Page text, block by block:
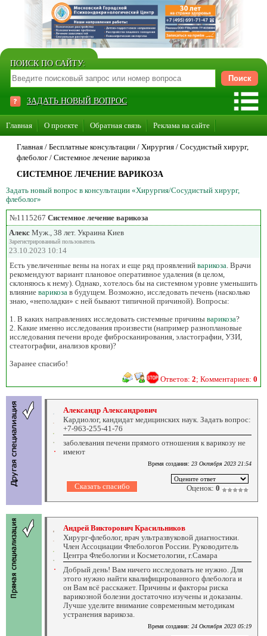
ПОИСК ПО САЙТУ:
ЗАДАТЬ НОВЫЙ ВОПРОС
Главная О проекте Обратная связь Реклама на сайте
Стать консультантом нашего сайта
Главная / Бесплатные консультации / Хирургия / Сосудистый хирург,
флеболог / Системное лечение варикоза
СИСТЕМНОЕ ЛЕЧЕНИЕ ВАРИКОЗА
Задать новый вопрос в консультации «Хирургия/Сосудистый хирург,
флеболог»
№1115267 Системное лечение варикоза
Алекс Муж., 38 лет. Украина Киев
Зарегистрированный пользователь
23.10.2023 10:14
Есть увеличенные вены на ногах и еще ряд проявлений варикоза . Врачи
рекомендуют вариант плановое оперативное удаления (в целом,
склоняюсь к нему). Однако, хотелось бы на системном уровне уменьшить
влияние варикоза в будущем. Возможно, исследовать печень (насколько
знаю, «неполадки» с ней бывают типичной причиной). Вопросы:
1. В каких направлениях исследовать системные причины варикоза?
2. Какие именно исследования произвести (например разноплановые
исследования печени вроде фибросканирования, эластографии, УЗИ,
стеатографии, анализов крови)?
Заранее спасибо!
Ответов: 2; Комментариев: 0
Александр Александрович
Кардиолог, кандидат медицинских наук. Задать вопрос:
+7-963-255-41-76
заболевания печени прямого отношения к варикозу не
имеют
Время создания: 23 Октября 2023 21:54
Оценок: 0
Андрей Викторович Красильников
Хирург-флеболог, врач ультразвуковой диагностики.
Член Ассоциации Флебологов России. Руководитель
Центра Флебологии и Косметологии, г.Самара
Добрый день! Вам ничего исследовать не нужно. Для
этого нужно найти квалифицированного флеболога и
он Вам всё расскажет. Причины и факторы риска
варикозной болезни достаточно изучены и доказаны.
Лучше уделите внимание современным методикам
устранения варикоза.
Время создания: 24 Октября 2023 05:19